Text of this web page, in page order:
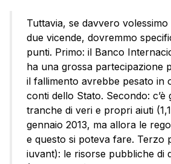
Tuttavia, se davvero
due vicende, dovremmo
punti. Primo: il Banco
ha una grossa partecipazione
il fallimento avrebbe pesato in
conti dello Stato. Secondo: c’è
tranche di veri e propri aiuti
gennaio 2013, ma allora le
e questo si poteva fare. Terzo
iuvant): le risorse pubbliche di